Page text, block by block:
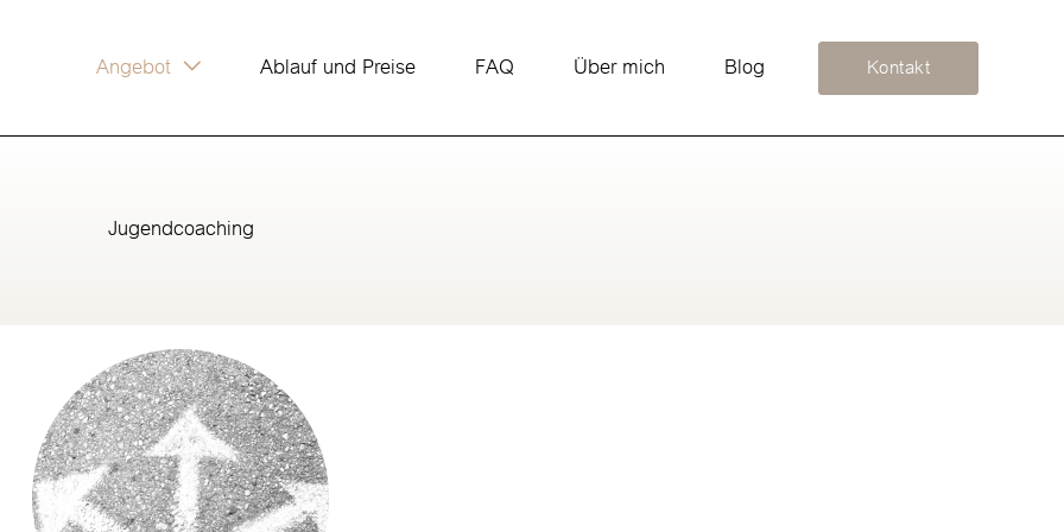
Angebot Ablauf und Preise FAQ Über mich Blog Kontakt
Jugendcoaching